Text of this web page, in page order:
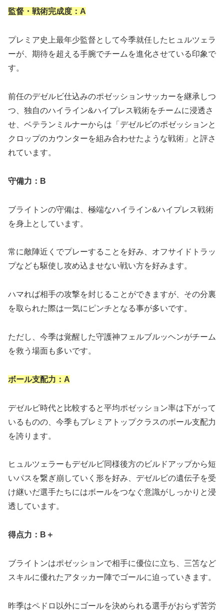
監督・戦術完成度： A
プレミア史上最年少監督として今季就任したヒュルツェラ
ーが、期待を超える手腕でチームを進化させている印象で
す。
前任のデゼルビ仕込みのポゼッションサッカーを継承しつ
つ、独自のハイライン&ハイプレス戦術をチームに浸透さ
せ、ベテランミルナーからは「デゼルビのポゼッションと
クロップのカウンターを組み合わせたような戦術」と評さ
れています。
守備力：B
ブライトンの守備は、極端なハイライン&ハイプレス戦術
を身上としています。
常に敵陣近くでプレーすることを好み、オフサイドトラッ
プなども駆使し攻め込ませない戦い方を好みます。
ハマれば相手の攻撃を封じることができますが、その分裏
を取られた際は一気にピンチとなる事が多いです。
ただし、今季は覚醒した守護神フェルブルッヘンがチーム
を救う場面も多いです。
ボール支配力： A
デゼルビ時代と比較すると平均ポゼッション率は下がって
いるものの、今季もプレミアトップクラスのボール支配力
を誇ります。
ヒュルツェラーもデゼルビ同様後方のビルドアップから短
いパスを繋ぎ崩していく形を好み、デゼルビの遺伝子を受
け継いだ選手たちにはボールをつなぐ意識がしっかりと浸
透しています。
得点力： B＋
ブライトンはポゼッションで相手に優位に立ち、三笘など
スキルに優れたアタッカー陣でゴールに迫っていきます。
昨季はペドロ以外にゴールを決められる選手がおらず苦労